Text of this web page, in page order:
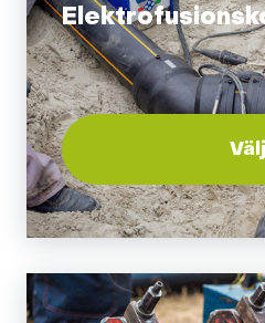
Välj